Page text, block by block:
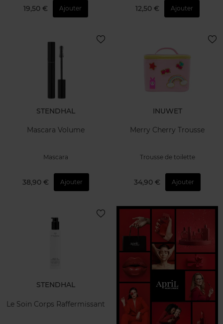
19,50 € Ajouter 12,50 € Ajouter
STENDHAL
Mascara Volume
Mascara
38,90 € Ajouter
INUWET
Merry Cherry Trousse
Trousse de toilette
34,90 € Ajouter
STENDHAL
Le Soin Corps Raffermissant